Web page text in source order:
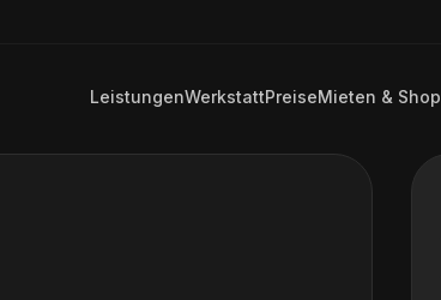
LeistungenWerkstattPreiseMieten & Shop